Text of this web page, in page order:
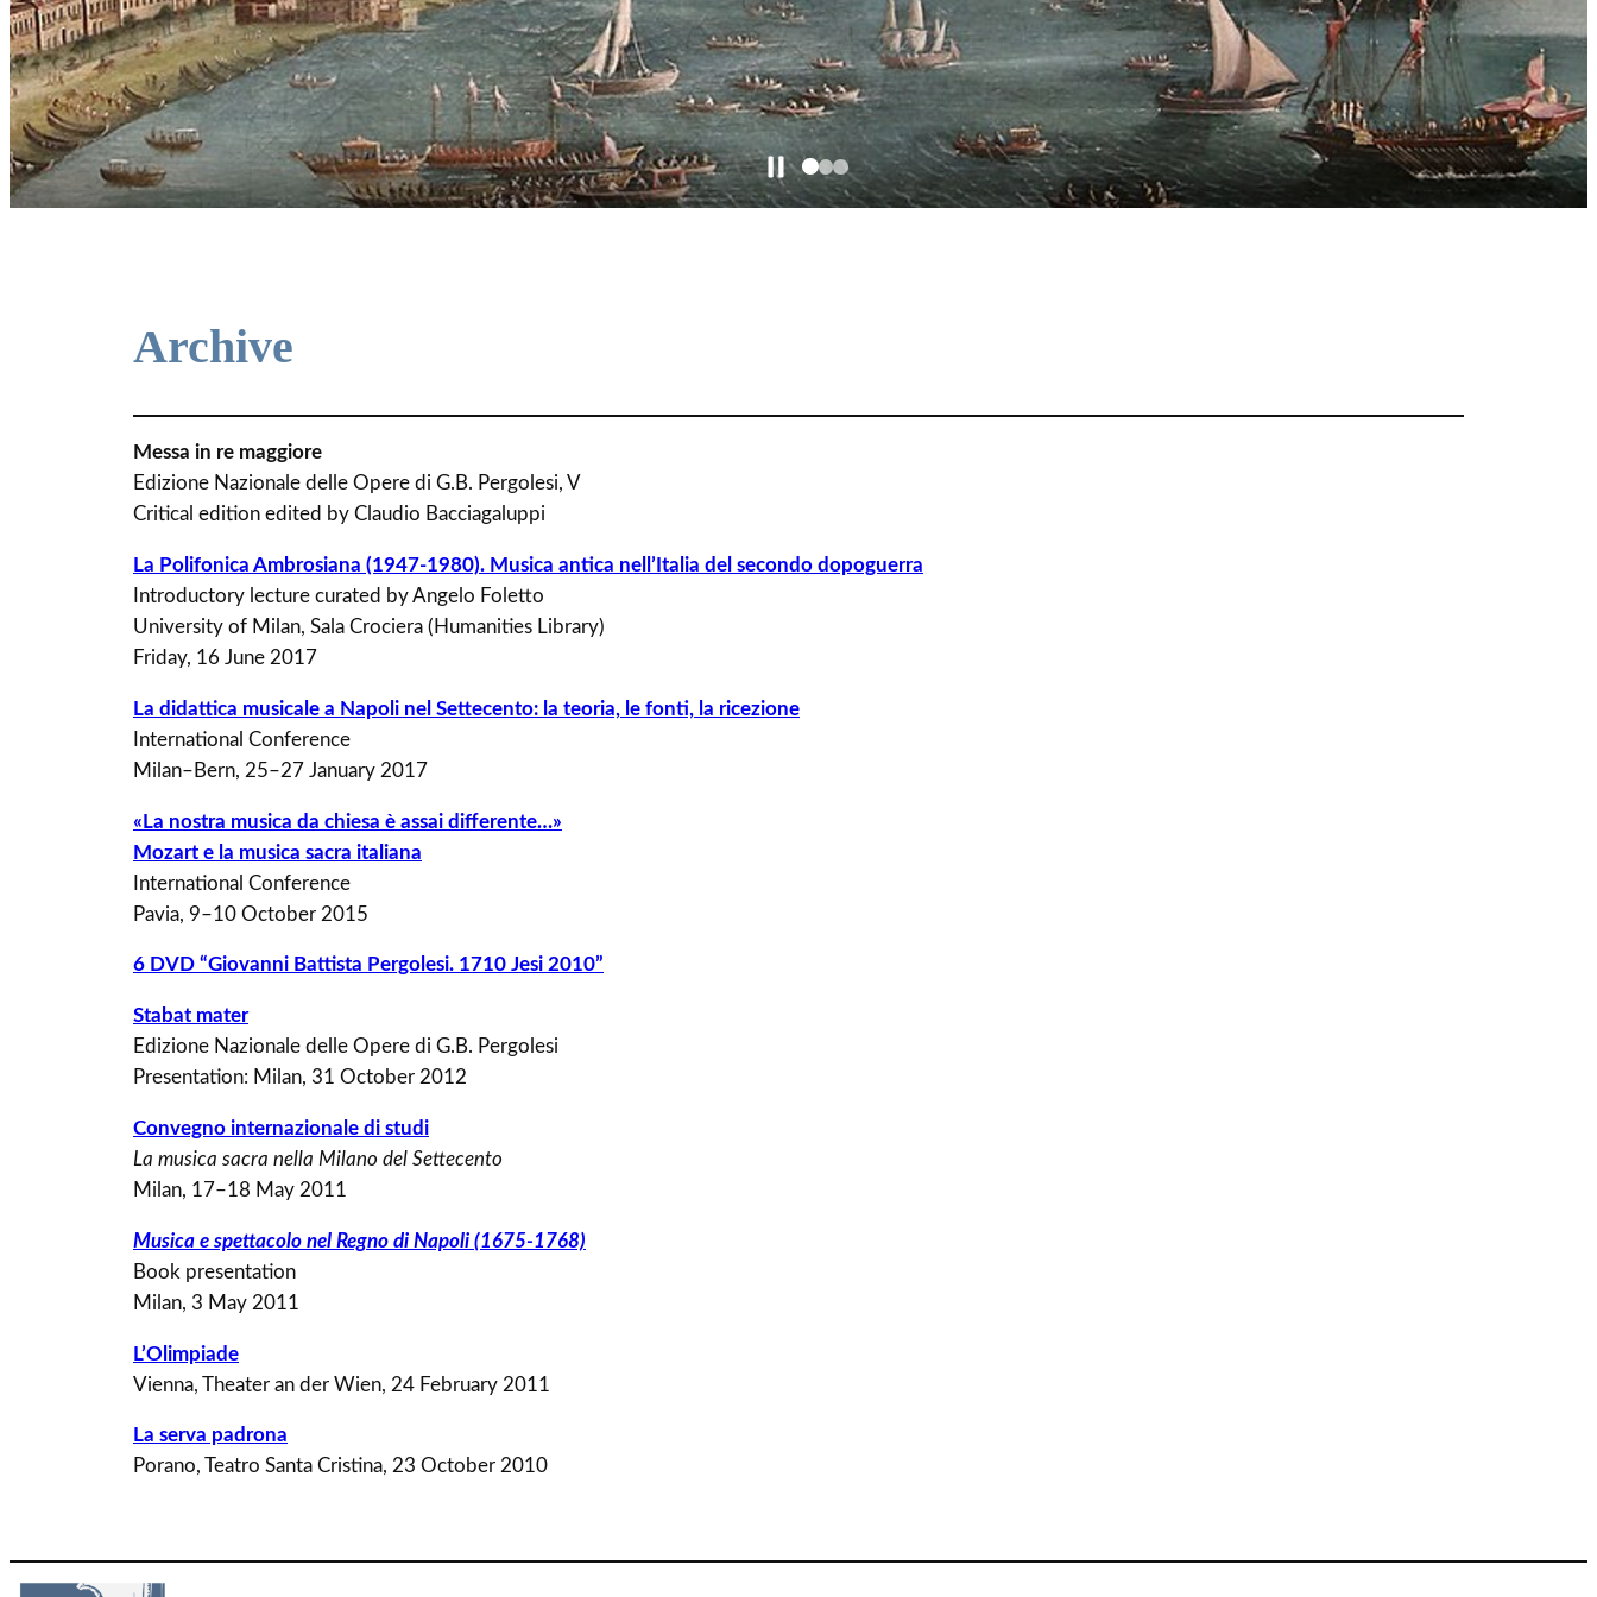
Archive
Messa in re maggiore
Edizione Nazionale delle Opere di G.B. Pergolesi, V
Critical edition edited by Claudio Bacciagaluppi
La Polifonica Ambrosiana (1947-1980). Musica antica nell’Italia del secondo dopoguerra
Introductory lecture curated by Angelo Foletto
University of Milan, Sala Crociera (Humanities Library)
Friday, 16 June 2017
La didattica musicale a Napoli nel Settecento: la teoria, le fonti, la ricezione
International Conference
Milan–Bern, 25–27 January 2017
«La nostra musica da chiesa è assai differente…»
Mozart e la musica sacra italiana
International Conference
Pavia, 9–10 October 2015
6 DVD “Giovanni Battista Pergolesi. 1710 Jesi 2010”
Stabat mater
Edizione Nazionale delle Opere di G.B. Pergolesi
Presentation: Milan, 31 October 2012
Convegno internazionale di studi
La musica sacra nella Milano del Settecento
Milan, 17–18 May 2011
Musica e spettacolo nel Regno di Napoli (1675-1768)
Book presentation
Milan, 3 May 2011
L’Olimpiade
Vienna, Theater an der Wien, 24 February 2011
La serva padrona
Porano, Teatro Santa Cristina, 23 October 2010